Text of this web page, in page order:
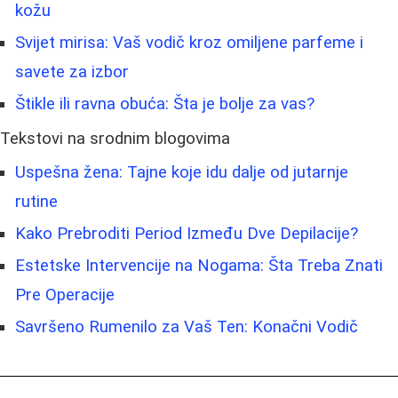
kožu
Svijet mirisa: Vaš vodič kroz omiljene parfeme i
savete za izbor
Štikle ili ravna obuća: Šta je bolje za vas?
Tekstovi na srodnim blogovima
Uspešna žena: Tajne koje idu dalje od jutarnje
rutine
Kako Prebroditi Period Između Dve Depilacije?
Estetske Intervencije na Nogama: Šta Treba Znati
Pre Operacije
Savršeno Rumenilo za Vaš Ten: Konačni Vodič